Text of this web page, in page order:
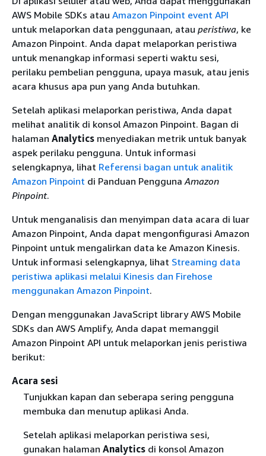
AWS Mobile SDKs atau Amazon Pinpoint event API
untuk melaporkan data penggunaan, atau peristiwa, ke
Amazon Pinpoint. Anda dapat melaporkan peristiwa
untuk menangkap informasi seperti waktu sesi,
perilaku pembelian pengguna, upaya masuk, atau jenis
acara khusus apa pun yang Anda butuhkan.
Setelah aplikasi melaporkan peristiwa, Anda dapat
melihat analitik di konsol Amazon Pinpoint. Bagan di
halaman Analytics menyediakan metrik untuk banyak
aspek perilaku pengguna. Untuk informasi
selengkapnya, lihat Referensi bagan untuk analitik
Amazon Pinpoint di Panduan PenggunaAmazon
Pinpoint.
Untuk menganalisis dan menyimpan data acara di luar
Amazon Pinpoint, Anda dapat mengonfigurasi Amazon
Pinpoint untuk mengalirkan data ke Amazon Kinesis.
Untuk informasi selengkapnya, lihat Streaming data
peristiwa aplikasi melalui Kinesis dan Firehose
menggunakan Amazon Pinpoint.
Dengan menggunakan JavaScript library AWS Mobile
SDKs dan AWS Amplify, Anda dapat memanggil
Amazon Pinpoint API untuk melaporkan jenis peristiwa
berikut:
Acara sesi
Tunjukkan kapan dan seberapa sering pengguna
membuka dan menutup aplikasi Anda.
Setelah aplikasi melaporkan peristiwa sesi,
gunakan halaman Analyticsdi konsol Amazon